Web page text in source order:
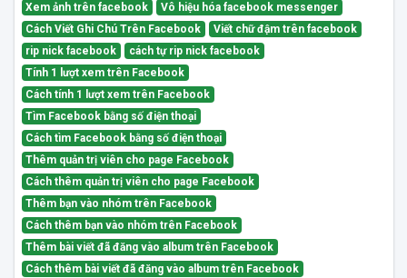
Xem ảnh trên facebook
Vô hiệu hóa facebook messenger
Cách Viết Ghi Chú Trên Facebook
Viết chữ đậm trên facebook
rip nick facebook
cách tự rip nick facebook
Tính 1 lượt xem trên Facebook
Cách tính 1 lượt xem trên Facebook
Tìm Facebook bằng số điện thoại
Cách tìm Facebook bằng số điện thoại
Thêm quản trị viên cho page Facebook
Cách thêm quản trị viên cho page Facebook
Thêm bạn vào nhóm trên Facebook
Cách thêm bạn vào nhóm trên Facebook
Thêm bài viết đã đăng vào album trên Facebook
Cách thêm bài viết đã đăng vào album trên Facebook